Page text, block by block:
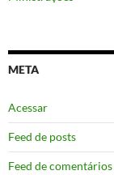
META
Acessar
Feed de posts
Feed de comentários